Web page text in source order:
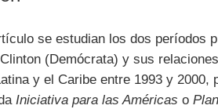
se estudian los dos períodos
(Demócrata) y sus
y el Caribe entre 1993 y 2000,
Iniciativa para las Américas o